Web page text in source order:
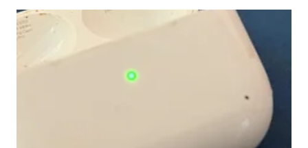
자와 프로그램이 상호 작용하는 프로그램의 일부분ux – 사용자가 시스템∙제품
∙서비스 등의 직∙간접적인 이용으로 얻게 되는 총체적 경험으로서, 단지 기술을
효용성 측면에서만 보는 것이 아니라 사용자의 삶의 질을 향상시키는 방향으로
이해하려는 새로운 접근법을 말한다 (출처 – 네이버 지식 백과 사전)위 내용을